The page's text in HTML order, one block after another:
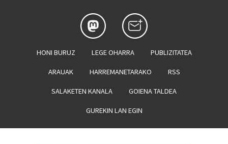
HONI BURUZ LEGE OHARRA PUBLIZITATEA
ARAUAK HARREMANETARAKO RSS
SALAKETEN KANALA GOIENA TALDEA
GUREKIN LAN EGIN